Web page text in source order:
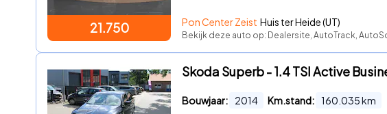
21.750 Pon Center Zeist Huis ter Heide (UT)
Bekijk deze auto op: Dealersite, AutoTrack,
Skoda Superb - 1.4 TSI Active
Bouwjaar: 2014 Km.stand: 160.035km